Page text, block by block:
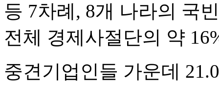
등 7차례, 8개 나라의 국
전체 경제사절단의 약
중견기업인들 가운데